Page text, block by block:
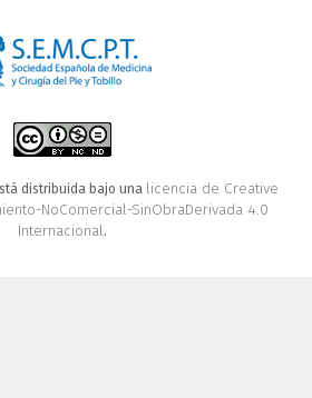
distribuida bajo una licencia de Creative
NoComercial-SinObraDerivada 4.0
Internacional.